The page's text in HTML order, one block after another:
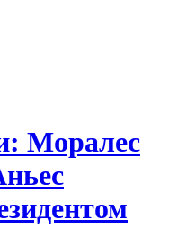
Моралес